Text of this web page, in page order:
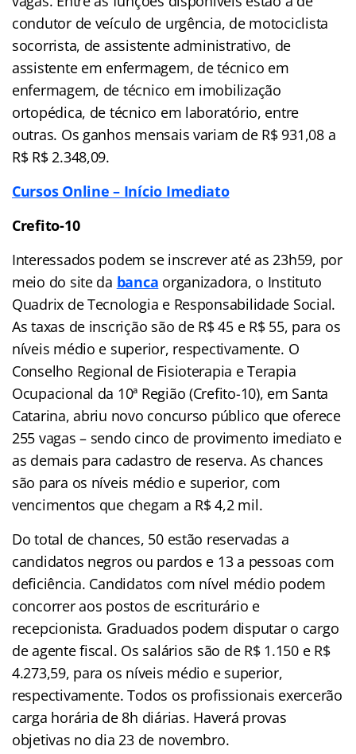
condutor de veículo de urgência, de motociclista
socorrista, de assistente administrativo, de
assistente em enfermagem, de técnico em
enfermagem, de técnico em imobilização
ortopédica, de técnico em laboratório, entre
outras. Os ganhos mensais variam de R$ 931,08 a
R$ R$ 2.348,09.
Cursos Online – Início Imediato
Crefito-10
Interessados podem se inscrever até as 23h59, por
meio do site da banca organizadora, o Instituto
Quadrix de Tecnologia e Responsabilidade Social.
As taxas de inscrição são de R$ 45 e R$ 55, para os
níveis médio e superior, respectivamente. O
Conselho Regional de Fisioterapia e Terapia
Ocupacional da 10ª Região (Crefito-10), em Santa
Catarina, abriu novo concurso público que oferece
255 vagas – sendo cinco de provimento imediato e
as demais para cadastro de reserva. As chances
são para os níveis médio e superior, com
vencimentos que chegam a R$ 4,2 mil.
Do total de chances, 50 estão reservadas a
candidatos negros ou pardos e 13 a pessoas com
deficiência. Candidatos com nível médio podem
concorrer aos postos de escriturário e
recepcionista. Graduados podem disputar o cargo
de agente fiscal. Os salários são de R$ 1.150 e R$
4.273,59, para os níveis médio e superior,
respectivamente. Todos os profissionais exercerão
carga horária de 8h diárias. Haverá provas
objetivas no dia 23 de novembro.